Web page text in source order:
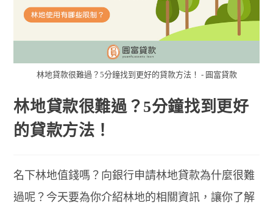
林地貸款很難過？5分鐘找到更好的貸款方法！ - 圓富貸款
林地貸款很難過？5分鐘找到更好
的貸款方法！
名下林地值錢嗎？向銀行申請林地貸款為什麼很難
過呢？今天要為你介紹林地的相關資訊，讓你了解